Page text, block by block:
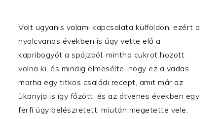
Volt ugyanis valami kapcsolata külföldön, ezért a
nyolcvanas években is úgy vette elő a
kapribogyót a spájzból, mintha cukrot hozott
volna ki, és mindig elmesélte, hogy ez a vadas
marha egy titkos családi recept, amit már az
ükanyja is így főzött, és az ötvenes években egy
férfi úgy belészretett, miután megetette vele,